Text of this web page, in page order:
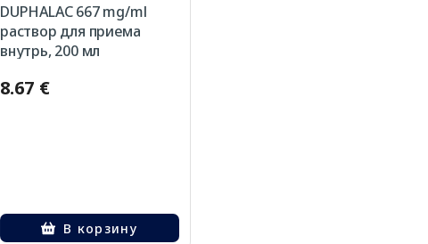
DUPHALAC 667 mg/ml
раствор для приема
внутрь, 200 мл
8.67 €
В корзину